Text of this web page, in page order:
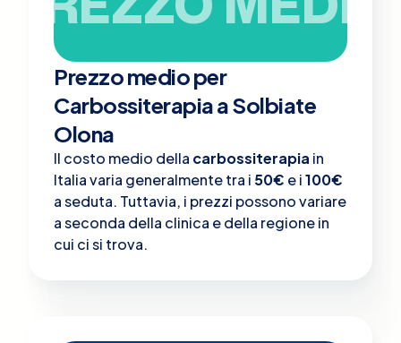
Prezzo medio per
Carbossiterapia a Solbiate
Olona
Il costo medio della carbossiterapia in
Italia varia generalmente tra i 50€ e i100€
a seduta. Tuttavia, i prezzi possono variare
a seconda della clinica e della regione in
cui ci si trova.